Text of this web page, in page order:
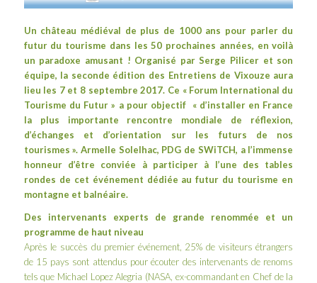
Un château médiéval de plus de 1000 ans pour parler du
futur du tourisme dans les 50 prochaines années, en voilà
un paradoxe amusant ! Organisé parSerge Pilicer et son
équipe, la seconde édition des Entretiens de Vixouze aura
lieu les 7 et 8 septembre 2017. Ce « Forum International du
Tourisme du Futur » a pour objectif « d’installer en France
la plus importante rencontre mondiale de réflexion,
d’échanges et d’orientation sur les futurs de nos
tourismes ». Armelle Solelhac, PDG de SWiTCH, a l’immense
honneur d’être conviée à participer à l’une des tables
rondes de cet événement dédiée au futur du tourisme en
montagne et balnéaire.
Des intervenants experts de grande renommée et un
programme de haut niveau
Après le succès du premier événement, 25% de visiteurs étrangers
de 15 pays sont attendus pour écouter des intervenants de renoms
tels que Michael Lopez Alegria (NASA, ex-commandant en Chef de la